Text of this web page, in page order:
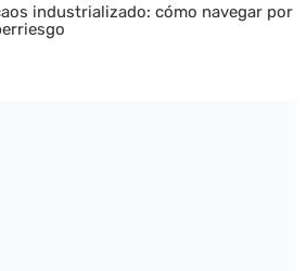
industrializado: cómo navegar por